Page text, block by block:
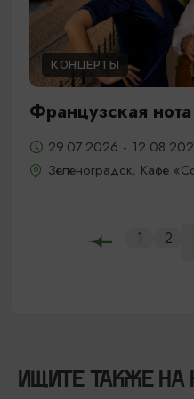
КОНЦЕРТЫ
Французская нота
29.07.2026 -
Зеленоградск, Кафе
1 2
ИЩИТЕ ТАКЖЕ НА